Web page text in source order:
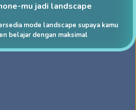
mu jadi landscape
mode landscape supaya kamu
belajar dengan maksimal